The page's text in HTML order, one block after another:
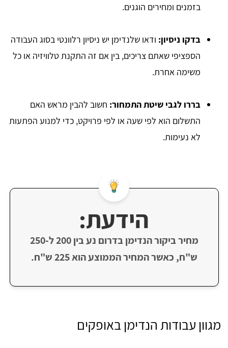
בזמנים ומחירים הוגנים.
בדקו ניסיון: ודאו שלנדימן יש ניסיון רלוונטי בסוג העבודה
הספציפי שאתם צריכים, בין אם זה התקנת טלוויזיה או כל
משימה אחרת.
בררו לגבי שיטת התמחור: חשוב להבין מראש האם
התשלום הוא לפי שעה או לפי פרויקט, כדי למנוע הפתעות
לא נעימות.
הידעת:
מחיר ביקור הנדימן בדרום נע בין 200 ל-250
ש"ח, כאשר המחיר הממוצע הוא 225 ש"ח.
מגוון עבודות הנדימן באופקים